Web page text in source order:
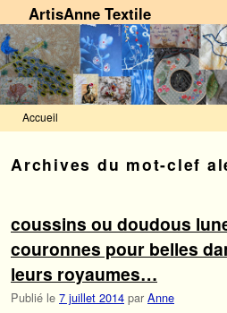
ArtisAnne Textile
Accueil
Archives du mot-clef
coussins ou doudous
couronnes pour belles
leurs royaumes…
Publié le 7 juillet 2014 par Anne